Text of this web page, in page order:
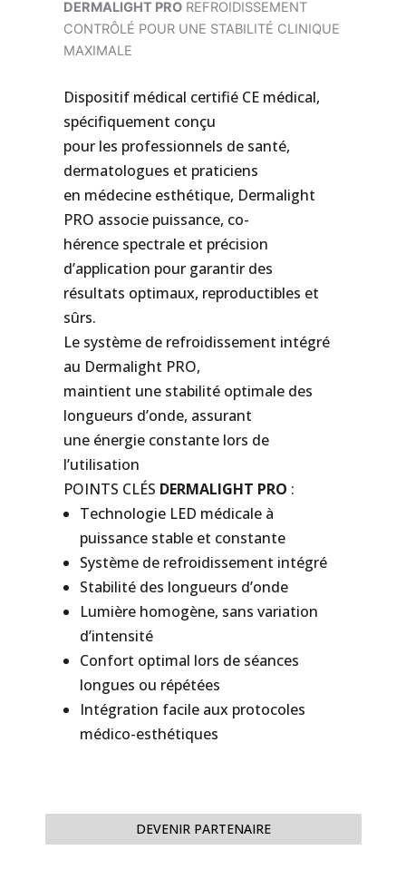
DERMALIGHT PRO REFROIDISSEMENT
CONTRÔLÉ POUR UNE STABILITÉ CLINIQUE
MAXIMALE
Dispositif médical certifié CE médical,
spécifiquement conçu
pour les professionnels de santé,
dermatologues et praticiens
en médecine esthétique, Dermalight
PRO associe puissance, co-
hérence spectrale et précision
d’application pour garantir des
résultats optimaux, reproductibles et
sûrs.
Le système de refroidissement intégré
au Dermalight PRO,
maintient une stabilité optimale des
longueurs d’onde, assurant
une énergie constante lors de
l’utilisation
POINTS CLÉS DERMALIGHT PRO :
Technologie LED médicale à
puissance stable et constante
Système de refroidissement intégré
Stabilité des longueurs d’onde
Lumière homogène, sans variation
d’intensité
Confort optimal lors de séances
longues ou répétées
Intégration facile aux protocoles
médico-esthétiques
DEVENIR PARTENAIRE